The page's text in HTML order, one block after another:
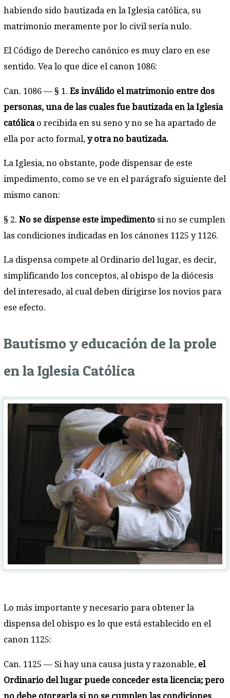
habiendo sido bautizada en la Iglesia católica, su
matrimonio meramente por lo civil sería nulo.
El Código de Derecho canónico es muy claro en ese
sentido. Vea lo que dice el canon 1086:
Can. 1086 — § 1. Es inválido el matrimonio entre dos
personas, una de las cuales fue bautizada en la Iglesia
católica o recibida en su seno y no se ha apartado de
ella por acto formal, y otra no bautizada.
La Iglesia, no obstante, pode dispensar de este
impedimento, como se ve en el parágrafo siguiente del
mismo canon:
§ 2. No se dispense este impedimento si no se cumplen
las condiciones indicadas en los cánones 1125 y 1126.
La dispensa compete al Ordinario del lugar, es decir,
simplificando los conceptos, al obispo de la diócesis
del interesado, al cual deben dirigirse los novios para
ese efecto.
Bautismo y educación de la prole
en la Iglesia Católica
Lo más importante y necesario para obtener la
dispensa del obispo es lo que está establecido en el
canon 1125:
Can. 1125 — Si hay una causa justa y razonable, el
Ordinario del lugar puede conceder esta licencia; pero
no debe otorgarla si no se cumplen las condiciones